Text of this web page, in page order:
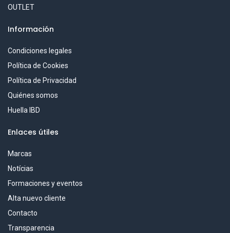
OUTLET
Información
Condiciones legales
Política de Cookies
Política de Privacidad
Quiénes somos
Huella IBD
Enlaces útiles
Marcas
Notícias
Formaciones y eventos
Alta nuevo cliente
Contacto
Transparencia